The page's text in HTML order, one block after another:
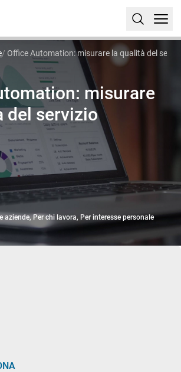
Office Automation: misurare la qualità del
misurare
del servizio
aziende, Per chi lavora, Per interesse personale